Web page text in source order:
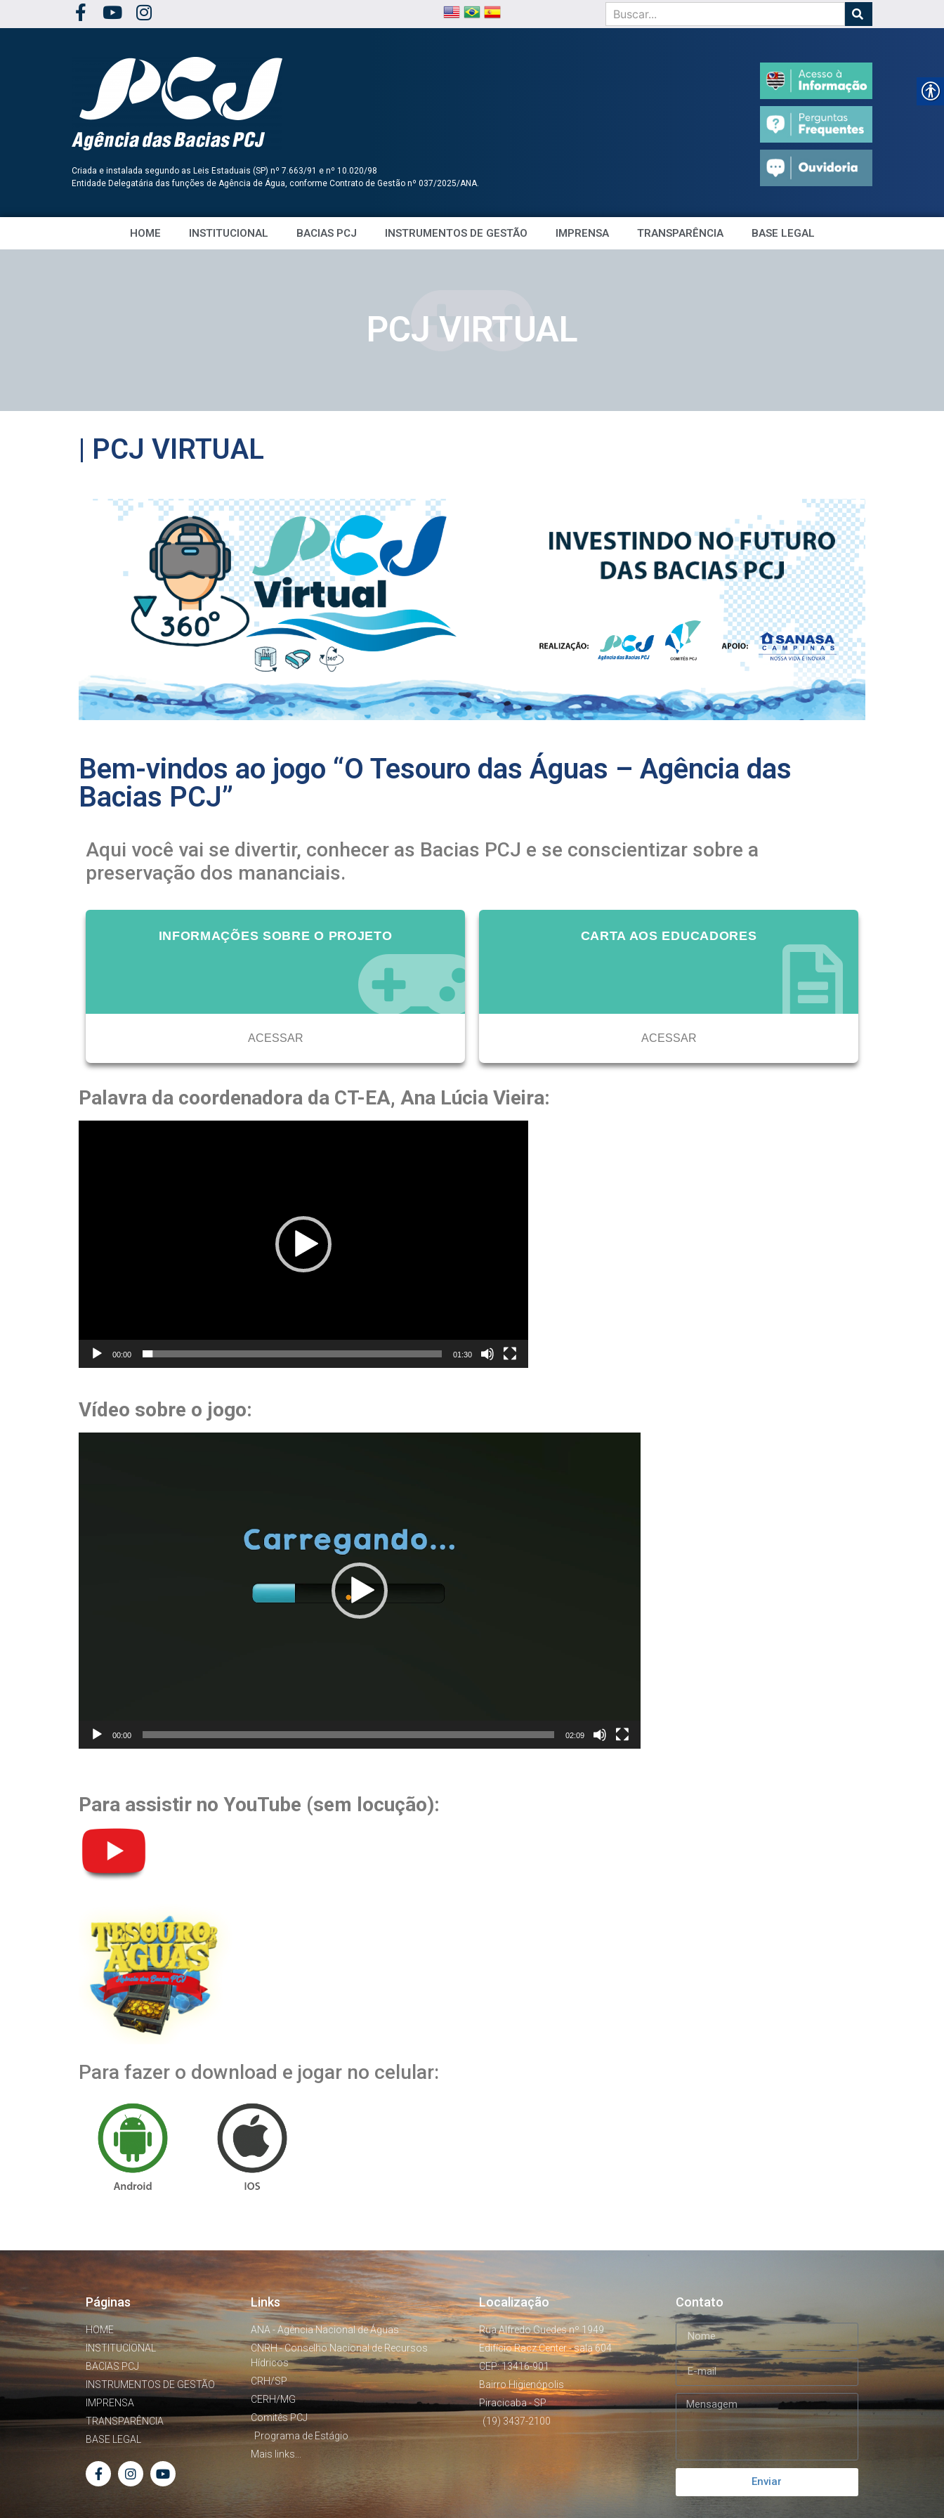
Criada e instalada segundo as Leis Estaduais (SP) nº 7.663/91 e nº 10.020/98
Entidade Delegatária das funções de Agência de Água, conforme Contrato de Gestão nº 037/2025/ANA.
HOME INSTITUCIONAL BACIAS PCJ INSTRUMENTOS DE GESTÃO IMPRENSA TRANSPARÊNCIA BASE LEGAL
PCJ VIRTUAL
| PCJ VIRTUAL
Bem-vindos ao jogo “O Tesouro das Águas – Agência das
Bacias PCJ”
Aqui você vai se divertir, conhecer as Bacias PCJ e se conscientizar sobre a
preservação dos mananciais.
INFORMAÇÕES SOBRE O PROJETO
ACESSAR
CARTA AOS EDUCADORES
ACESSAR
Palavra da coordenadora da CT-EA, Ana Lúcia Vieira:
00:00 01:30
Vídeo sobre o jogo:
00:00 02:09
Para assistir no YouTube (sem locução):
Para fazer o download e jogar no celular:
Páginas
HOME
INSTITUCIONAL
BACIAS PCJ
INSTRUMENTOS DE GESTÃO
IMPRENSA
TRANSPARÊNCIA
BASE LEGAL
Links
ANA - Agência Nacional de Águas
CNRH - Conselho Nacional de Recursos
Hídricos
CRH/SP
CERH/MG
Comitês PCJ
Programa de Estágio
Mais links...
Localização
Rua Alfredo Guedes nº 1949
Edifício Racz Center - sala 604
CEP: 13416-901
Bairro Higienópolis
Piracicaba - SP
(19) 3437-2100
Contato
Enviar